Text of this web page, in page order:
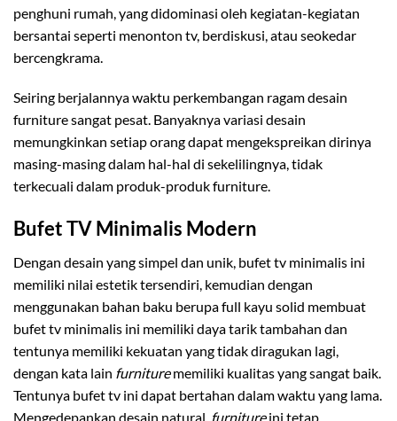
penghuni rumah, yang didominasi oleh kegiatan-kegiatan
bersantai seperti menonton tv, berdiskusi, atau seokedar
bercengkrama.
Seiring berjalannya waktu perkembangan ragam desain
furniture sangat pesat. Banyaknya variasi desain
memungkinkan setiap orang dapat mengekspreikan dirinya
masing-masing dalam hal-hal di sekelilingnya, tidak
terkecuali dalam produk-produk furniture.
Bufet TV Minimalis Modern
Dengan desain yang simpel dan unik, bufet tv minimalis ini
memiliki nilai estetik tersendiri, kemudian dengan
menggunakan bahan baku berupa full kayu solid membuat
bufet tv minimalis ini memiliki daya tarik tambahan dan
tentunya memiliki kekuatan yang tidak diragukan lagi,
dengan kata lain furniturememiliki kualitas yang sangat baik.
Tentunya bufet tv ini dapat bertahan dalam waktu yang lama.
Mengedepankan desain natural, furnitureini tetap